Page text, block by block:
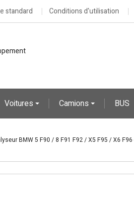
standard Conditions d'utilisation
Voitures Camions BUS
BMW 5 F90 / 8 F91 F92 / X5 F95 / X6